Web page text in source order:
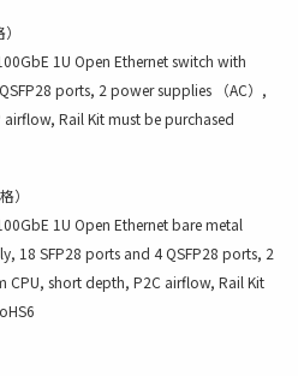
1U Open Ethernet switch with
ports, 2 power supplies （AC）,
Rail Kit must be purchased
）
1U Open Ethernet bare metal
18 SFP28 ports and 4 QSFP28 ports, 2
CPU, short depth, P2C airflow, Rail Kit